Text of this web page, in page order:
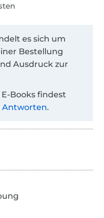
es sich um
Bestellung
Ausdruck zur
Books findest
Antworten.